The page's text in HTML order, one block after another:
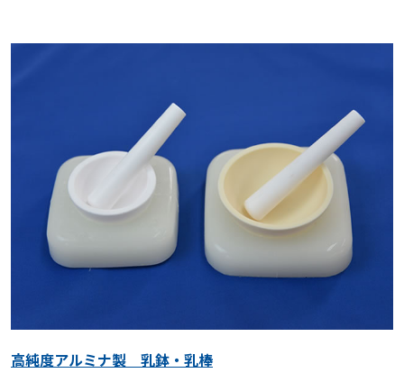
高純度アルミナ製 乳鉢・乳棒